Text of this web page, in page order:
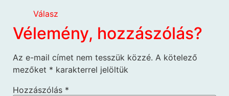
Válasz
Vélemény, hozzászólás?
Az e-mail címet nem tesszük közzé. A kötelező
mezőket * karakterrel jelöltük
Hozzászólás *